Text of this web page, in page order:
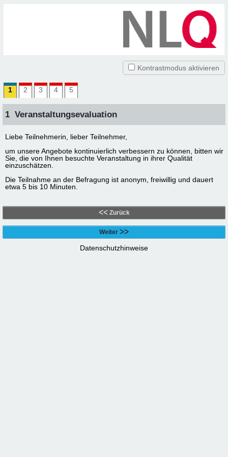
Kontrastmodus aktivieren
Seiten:
Aktuelle Seite:
1
Direkt zum Inhalt
2 nicht beantwortet
3 nicht beantwortet
4 nicht beantwortet
5
1 Veranstaltungsevaluation
Liebe Teilnehmerin, lieber Teilnehmer,
um unsere Angebote kontinuierlich verbessern zu können, bitten wir
Sie, die von Ihnen besuchte Veranstaltung in ihrer Qualität
einzuschätzen.
Die Teilnahme an der Befragung ist anonym, freiwillig und dauert
etwa 5 bis 10 Minuten.
Datenschutzhinweise